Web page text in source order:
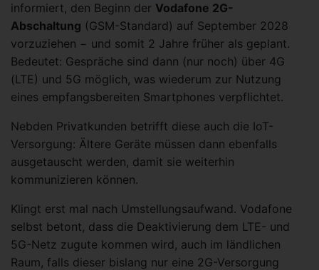
informiert, den Beginn der Vodafone 2G-
Abschaltung (GSM-Standard) auf September 2028
vorzuziehen − und somit 2 Jahre früher als geplant.
Bedeutet: Gespräche sind dann (nur noch) über 4G
(LTE) und 5G möglich, was wiederum zur Nutzung
eines empfangsbereiten Smartphones verpflichtet.
Nebden Privatkunden betrifft diese auch die IoT-
Versorgung: Ältere Geräte müssen dann ebenfalls
ausgetauscht werden, damit sie weiterhin
kommunizieren können.
Klingt erst mal nach Umstellungsaufwand. Vodafone
selbst betont, dass die Deaktivierung dem LTE- und
5G-Netz zugute kommen wird, auch im ländlichen
Raum, falls dieser bislang nur eine 2G-Versorgung